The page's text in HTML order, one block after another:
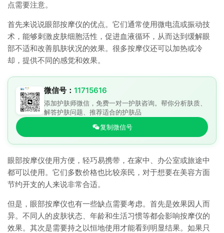
点需要注意。
首先来说说眼部按摩仪的优点。它们通常使用微电流或振动技
术，能够刺激皮肤细胞活性，促进血液循环，从而达到缓解眼
部不适和改善肌肤状况的效果。很多按摩仪还可以加热或冷
却，提供不同的感觉和效果。
微信号： 11715616
添加护肤师微信，免费一对一护肤咨询。帮你分析肤质、
解答护肤问题、推荐适合的护肤品
复制微信号
眼部按摩仪使用方便，轻巧易携带，在家中、办公室或旅途中
都可以使用。它们多数价格也比较亲民，对于想要在美容方面
节约开支的人来说非常合适。
但是，眼部按摩仪也有一些缺点需要考虑。首先是效果因人而
异。不同人的皮肤状态、年龄和生活习惯等都会影响按摩仪的
效果。其次是需要持之以恒地使用才能看到明显结果。如果只